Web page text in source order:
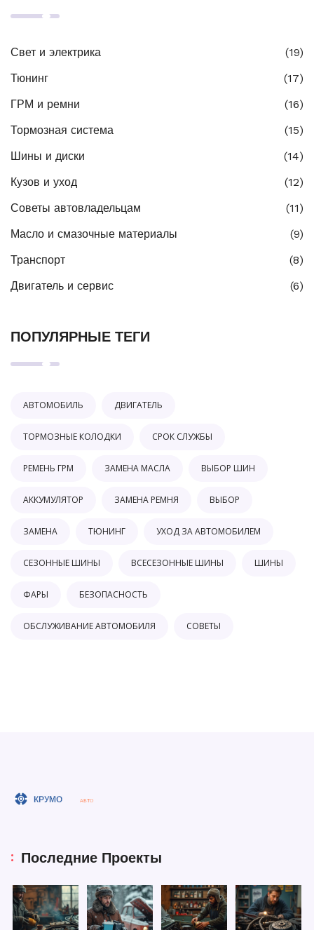
Свет и электрика
(19)
Тюнинг
(17)
ГРМ и ремни
(16)
Тормозная система
(15)
Шины и диски
(14)
Кузов и уход
(12)
Советы автовладельцам
(11)
Масло и смазочные материалы
(9)
Транспорт
(8)
Двигатель и сервис
(6)
ПОПУЛЯРНЫЕ ТЕГИ
АВТОМОБИЛЬ ДВИГАТЕЛЬ
ТОРМОЗНЫЕ КОЛОДКИ СРОК СЛУЖБЫ
РЕМЕНЬ ГРМ ЗАМЕНА МАСЛА ВЫБОР ШИН
АККУМУЛЯТОР ЗАМЕНА РЕМНЯ ВЫБОР
ЗАМЕНА ТЮНИНГ УХОД ЗА АВТОМОБИЛЕМ
СЕЗОННЫЕ ШИНЫ ВСЕСЕЗОННЫЕ ШИНЫ ШИНЫ
ФАРЫ БЕЗОПАСНОСТЬ
ОБСЛУЖИВАНИЕ АВТОМОБИЛЯ СОВЕТЫ
Последние Проекты